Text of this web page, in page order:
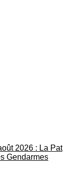
2026 : La Pat
Gendarmes